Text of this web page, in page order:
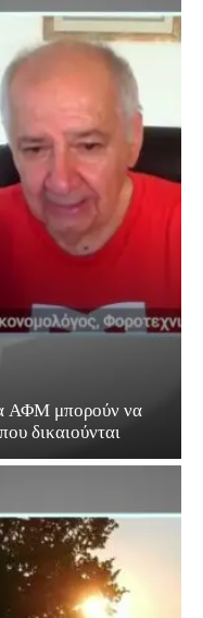
ΑΦΜ μπορούν να
δικαιούνται